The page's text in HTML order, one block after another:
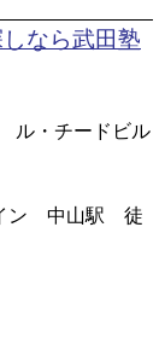
なら武田塾
ル・チードビル
イン 中山駅 徒